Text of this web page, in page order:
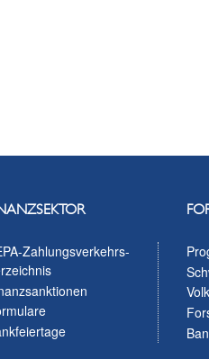
Zahlungsverkehrs-